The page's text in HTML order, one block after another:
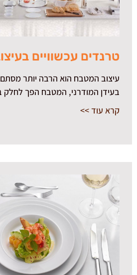
טרנדים עכשוויים
עיצוב המטבח הוא הרבה יותר מסתם
בעידן המודרני, המטבח הפך לחלק
קרא עוד >>